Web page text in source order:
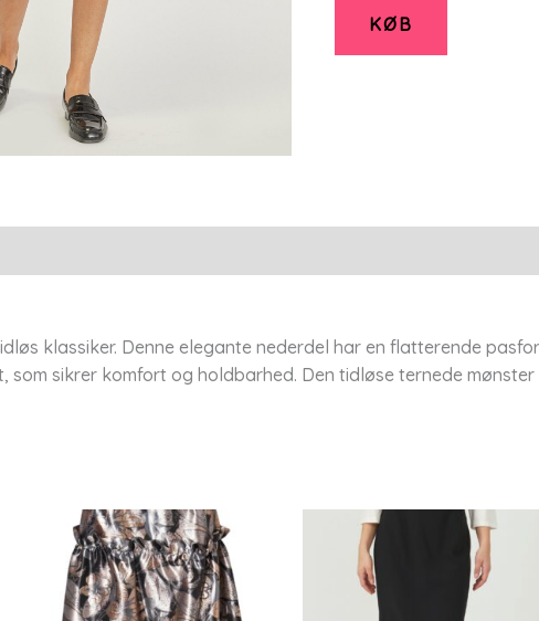
Nederdel
KØB
klassiker. Denne elegante nederdel har en flatterende
som sikrer komfort og holdbarhed. Den tidløse ternede